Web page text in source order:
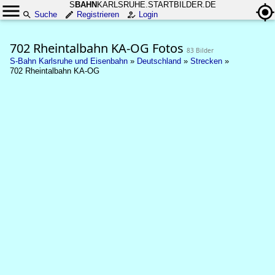
S BAHN KARLSRUHE.STARTBILDER.DE
Suche
Registrieren Login
702 Rheintalbahn KA-OG Fotos 83 Bilder
S-Bahn Karlsruhe und Eisenbahn » Deutschland » Strecken »
702 Rheintalbahn KA-OG